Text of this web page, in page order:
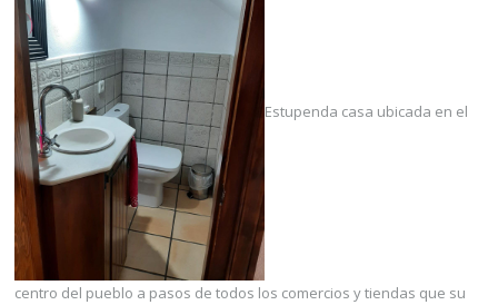
Estupenda casa ubicada en el
centro del pueblo a pasos de todos los comercios y tiendas que su